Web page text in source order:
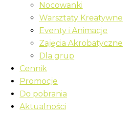
Nocowanki
Warsztaty Kreatywne
Eventy i Animacje
Zajęcia Akrobatyczne
Dla grup
Cennik
Promocje
Do pobrania
Aktualności